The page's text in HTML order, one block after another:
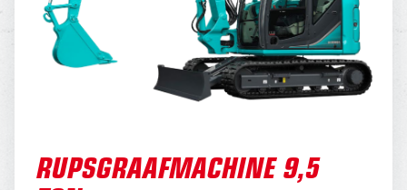
RUPSGRAAFMACHINE 9,5